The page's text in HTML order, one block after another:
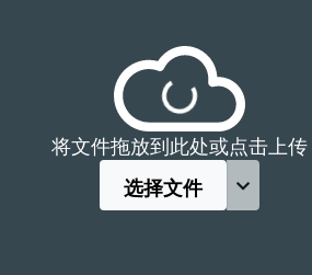
将文件拖放到此处或点击上传
选择文件